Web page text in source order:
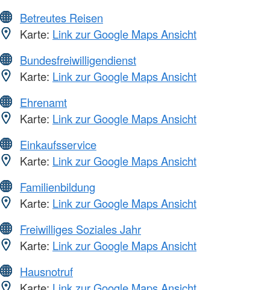
Betreutes Reisen
Karte: Link zur Google Maps Ansicht
Bundesfreiwilligendienst
Karte: Link zur Google Maps Ansicht
Ehrenamt
Karte: Link zur Google Maps Ansicht
Einkaufsservice
Karte: Link zur Google Maps Ansicht
Familienbildung
Karte: Link zur Google Maps Ansicht
Freiwilliges Soziales Jahr
Karte: Link zur Google Maps Ansicht
Hausnotruf